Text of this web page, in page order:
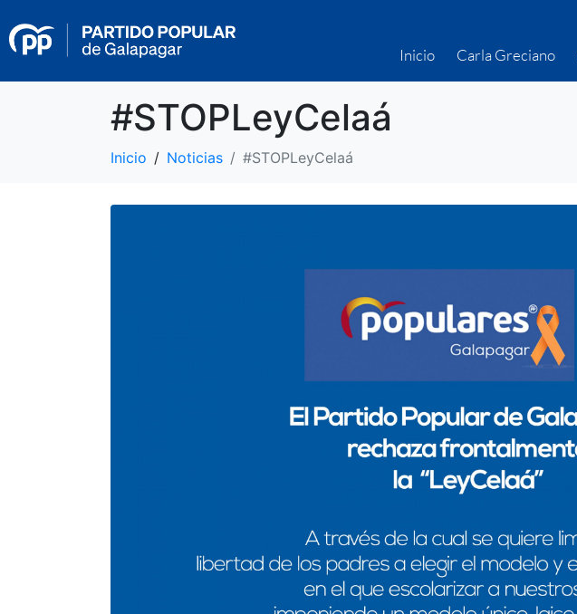
Inicio Carla Greciano
#STOPLeyCelaá
Inicio Noticias #STOPLeyCelaá